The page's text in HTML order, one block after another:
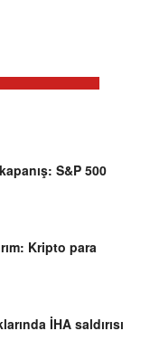
S&P 500
Kripto para
İHA saldırısı